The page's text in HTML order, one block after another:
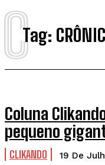
Tag:
C
Coluna
pequeno
CLIKANDO 19 De